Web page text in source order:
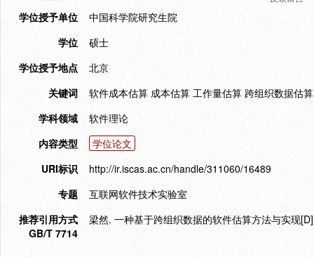
学位授予单位
中国科学院研究生院
学位
硕士
学位授予地点
北京
关键词
软件成本估算 成本估算 工作量估算 跨组织数据估算
学科领域
软件理论
内容类型
学位论文
URI标识
http://ir.iscas.ac.cn/handle/311060/16489
专题
互联网软件技术实验室
推荐引用方式
GB/T 7714
梁然. 一种基于跨组织数据的软件估算方法与实现